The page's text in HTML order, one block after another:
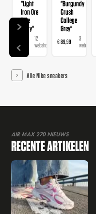
"Light
Iron Ore
Pale
Ivory"
12
webshops
"Burgundy
Crush
College
Grey"
€ 89,99
3
webshops
Alle Nike sneakers
AIR MAX 270 NIEUWS
RECENTE ARTIKELEN